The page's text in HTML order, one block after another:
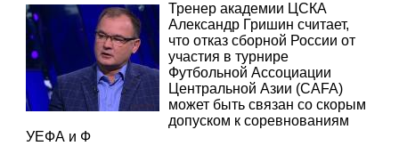
Тренер академии ЦСКА
Александр Гришин считает,
что отказ сборной России от
участия в турнире
Футбольной Ассоциации
Центральной Азии (CAFA)
может быть связан со скорым
допуском к соревнованиям
УЕФА и Ф